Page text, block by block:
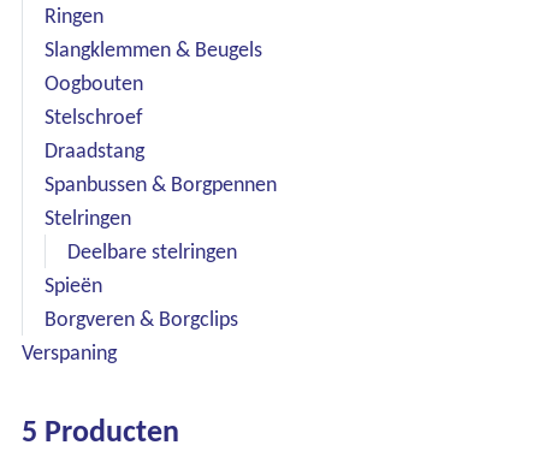
Ringen
Slangklemmen & Beugels
Oogbouten
Stelschroef
Draadstang
Spanbussen & Borgpennen
Stelringen
Deelbare stelringen
Spieën
Borgveren & Borgclips
Verspaning
5 Producten